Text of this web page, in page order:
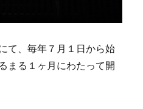
て、毎年７月１日から始
まる１ヶ月にわたって開